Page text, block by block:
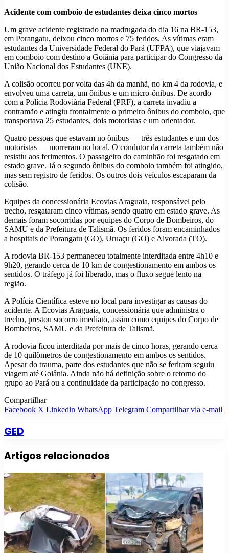
Acidente com comboio de estudantes deixa cinco mortos
Um grave acidente registrado na madrugada do dia 16 na BR-153,
em Porangatu, deixou cinco mortos e 75 feridos. As vítimas eram
estudantes da Universidade Federal do Pará (UFPA), que viajavam
em comboio com destino a Goiânia para participar do Congresso da
União Nacional dos Estudantes (UNE).
A colisão ocorreu por volta das 4h da manhã, no km 4 da rodovia, e
envolveu uma carreta, um ônibus e um micro-ônibus. De acordo
com a Polícia Rodoviária Federal (PRF), a carreta invadiu a
contramão e atingiu frontalmente o primeiro ônibus do comboio, que
transportava 25 estudantes, dois motoristas e um orientador.
Quatro pessoas que estavam no ônibus — três estudantes e um dos
motoristas — morreram no local. O condutor da carreta também não
resistiu aos ferimentos. O passageiro do caminhão foi resgatado em
estado grave. Já o segundo ônibus do comboio também foi atingido,
mas sem registro de feridos. Os outros dois veículos escaparam da
colisão.
Equipes da concessionária Ecovias Araguaia, responsável pelo
trecho, resgataram cinco vítimas, sendo quatro em estado grave. As
demais foram socorridas por equipes do Corpo de Bombeiros, do
SAMU e da Prefeitura de Talismã. Os feridos foram encaminhados
a hospitais de Porangatu (GO), Uruaçu (GO) e Alvorada (TO).
A rodovia BR-153 permaneceu totalmente interditada entre 4h10 e
9h20, gerando cerca de 10 km de congestionamento em ambos os
sentidos. O tráfego já foi liberado, mas o fluxo segue lento na
região.
A Polícia Científica esteve no local para investigar as causas do
acidente. A Ecovias Araguaia, concessionária que administra o
trecho, prestou socorro imediato, assim como equipes do Corpo de
Bombeiros, SAMU e da Prefeitura de Talismã.
A rodovia ficou interditada por mais de cinco horas, gerando cerca
de 10 quilômetros de congestionamento em ambos os sentidos.
Apesar do trauma, parte dos estudantes que não se feriram seguiu
viagem até Goiânia. Ainda não há definição sobre o retorno do
grupo ao Pará ou a continuidade da participação no congresso.
Compartilhar
Facebook X Linkedin WhatsApp Telegram Compartilhar via e-mail
GED
Artigos relacionados